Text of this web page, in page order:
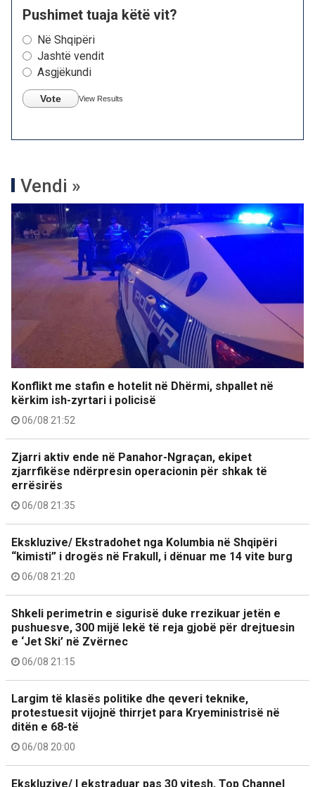
Pushimet tuaja këtë vit?
Në Shqipëri
Jashtë vendit
Asgjëkundi
Vote View Results
Vendi »
Konflikt me stafin e hotelit në Dhërmi, shpallet në
kërkim ish-zyrtari i policisë
06/08 21:52
Zjarri aktiv ende në Panahor-Ngraçan, ekipet
zjarrfikëse ndërpresin operacionin për shkak të
errësirës
06/08 21:35
Ekskluzive/ Ekstradohet nga Kolumbia në Shqipëri
“kimisti” i drogës në Frakull, i dënuar me 14 vite burg
06/08 21:20
Shkeli perimetrin e sigurisë duke rrezikuar jetën e
pushuesve, 300 mijë lekë të reja gjobë për drejtuesin
e ‘Jet Ski’ në Zvërnec
06/08 21:15
Largim të klasës politike dhe qeveri teknike,
protestuesit vijojnë thirrjet para Kryeministrisë në
ditën e 68-të
06/08 20:00
Ekskluzive/ I ekstraduar pas 30 vitesh, Top Channel